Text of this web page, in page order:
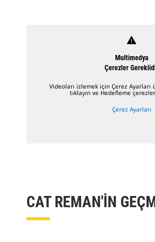
warning
Multimedya
Çerezler
Videoları izlemek için Çerez Ayarları
tıklayın ve Hedefleme
Çerez Ayarları
CAT REMAN'İN